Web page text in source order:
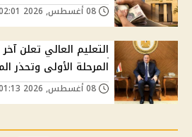
التعليم العالي تعلن
المرحلة الأولى وتحذر